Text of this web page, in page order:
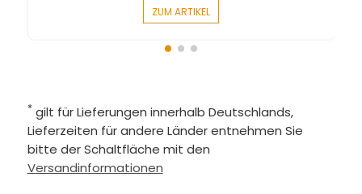
ZUM ARTIKEL
* gilt für Lieferungen innerhalb Deutschlands,
Lieferzeiten für andere Länder entnehmen Sie
bitte der Schaltfläche mit den
Versandinformationen